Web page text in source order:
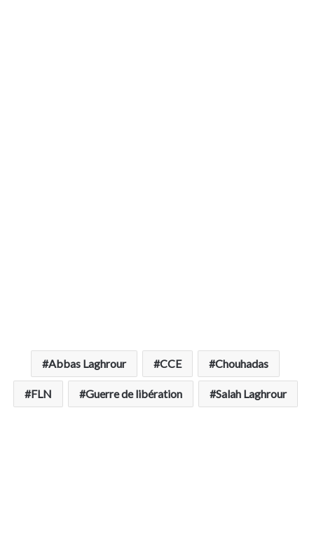
Abbas Laghrour CCE Chouhadas
FLN Guerre de libération Salah Laghrour